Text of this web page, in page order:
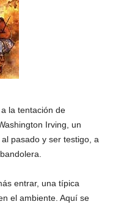
la tentación de
Irving, un
pasado y ser testigo, a
entrar, una típica
el ambiente. Aquí se